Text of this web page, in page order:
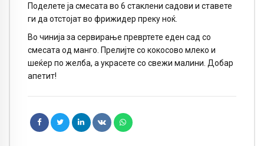
Поделете ја смесата во 6 стаклени садови и ставете
ги да отстојат во фрижидер преку ноќ.
Во чинија за сервирање превртете еден сад со
смесата од манго. Прелијте со кокосово млеко и
шеќер по желба, а украсете со свежи малини. Добар
апетит!